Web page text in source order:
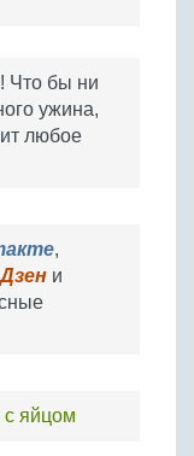
Что бы ни
ужина,
любое
,
и
с яйцом